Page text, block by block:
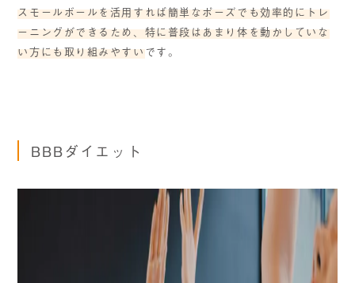
スモールボールを活用すれば簡単なポーズでも効率的にトレ
ーニングができるため、特に普段はあまり体を動かしていな
い方にも取り組みやすいです。
BBBダイエット